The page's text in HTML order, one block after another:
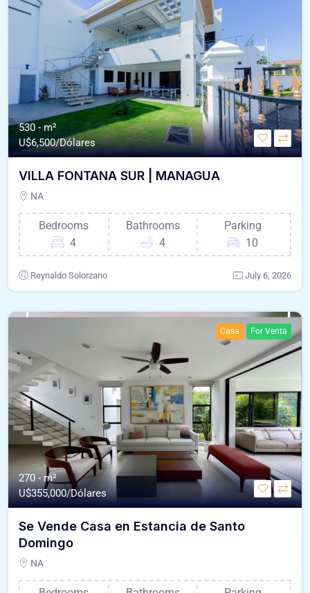
530 - m²
U$6,500/Dólares
VILLA FONTANA SUR | MANAGUA
NA
Bedrooms
4
Bathrooms
4
Parking
10
Reynaldo Solorzano July 6, 2026
Casa For Venta
270 - m²
U$355,000/Dólares
Se Vende Casa en Estancia de Santo
Domingo
NA